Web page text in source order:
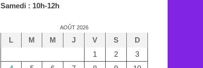
Samedi : 10h-12h
AOÛT 2026
L M M J V S
D
1
2
3